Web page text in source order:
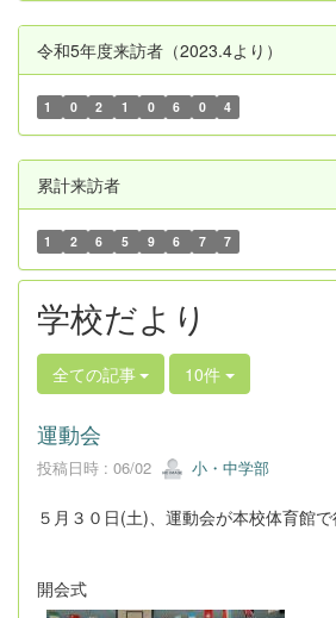
令和5年度来訪者（2023.4より）
1 0 2 1 0 6 0 4
累計来訪者
1 2 6 5 9 6 7 7
学校だより
全ての記事 10件
運動会
投稿日時 : 06/02 小・中学部
５月３０日(土)、運動会が本校体育館で
開会式